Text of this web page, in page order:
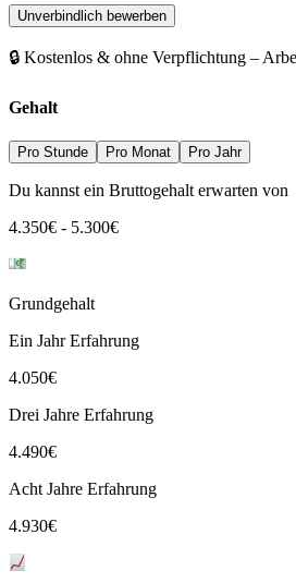
Unverbindlich bewerben
🔒 Kostenlos & ohne Verpflichtung –
Gehalt
Pro Stunde Pro Monat Pro Jahr
Du kannst ein Bruttogehalt erwarten von
4.350€ - 5.300€
Grundgehalt
Ein Jahr Erfahrung
4.050€
Drei Jahre Erfahrung
4.490€
Acht Jahre Erfahrung
4.930€